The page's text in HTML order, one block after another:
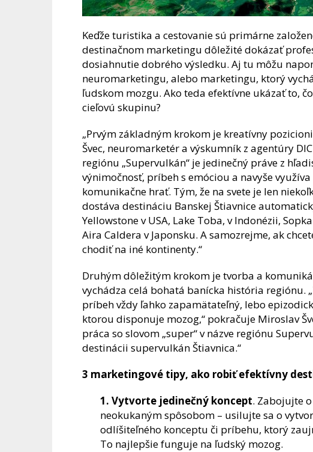
Keďže turistika a cestovanie sú primárne
destinačnom marketingu dôležité dokázať
dosiahnutie dobrého výsledku. Aj tu môžu
neuromarketingu, alebo marketingu, ktorý
ľudskom mozgu. Ako teda efektívne ukázať to,
cieľovú skupinu?
„Prvým základným krokom je kreatívny
Švec, neuromarketér a výskumník z agentúry
regiónu „Supervulkán“ je jedinečný práve z
výnimočnosť, príbeh s emóciou a navyše
komunikačne hrať. Tým, že na svete je len
dostáva destináciu Banskej Štiavnice
Yellowstone v USA, Lake Toba, v Indonézii,
Aira Caldera v Japonsku. A samozrejme, ak
chodiť na iné kontinenty.“
Druhým dôležitým krokom je tvorba a
vychádza celá bohatá banícka história regiónu.
príbeh vždy ľahko zapamätateľný, lebo
ktorou disponuje mozog,“ pokračuje Miroslav
práca so slovom „super“ v názve regiónu
destinácii supervulkán Štiavnica.“
3 marketingové tipy, ako robiť efektívny
1. Vytvorte jedinečný koncept. Zabojujte
neokukaným spôsobom – usilujte sa o
odlíšiteľného konceptu či príbehu, ktorý
To najlepšie funguje na ľudský mozog.